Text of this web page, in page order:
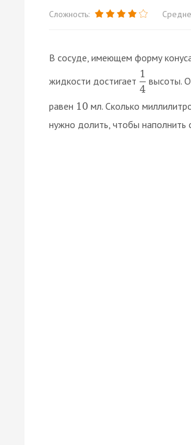
Сложность:
В сосуде, имеющем форму
жидкости достигает
1
4
высоты.
равен 10 мл. Сколько
нужно долить, чтобы наполнить